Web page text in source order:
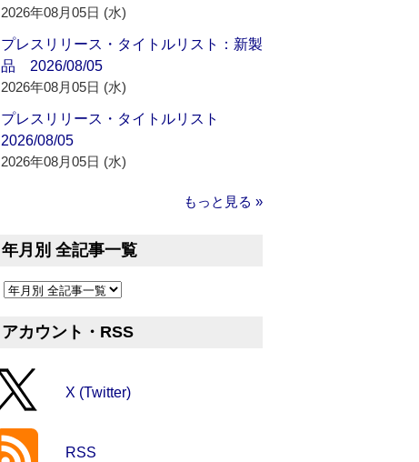
2026年08月05日 (水)
プレスリリース・タイトルリスト：新製
品 2026/08/05
2026年08月05日 (水)
プレスリリース・タイトルリスト
2026/08/05
2026年08月05日 (水)
もっと見る »
年月別 全記事一覧
アカウント・RSS
X (Twitter)
RSS